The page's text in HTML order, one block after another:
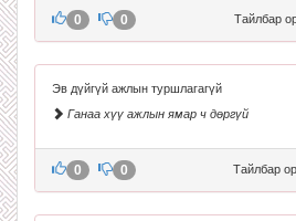
Тайлбар
0 0
Эв дүйгүй ажлын туршлагагүй
Ганаа хүү ажлын ямар ч дөргүй
Тайлбар
0 0